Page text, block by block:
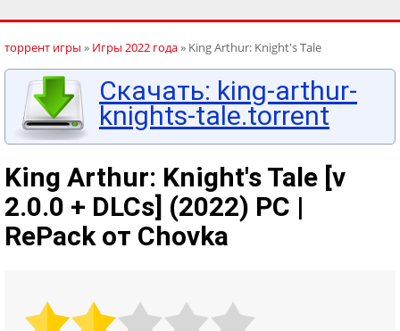
торрент игры » Игры 2022 года» King Arthur: Knight's Tale
Скачать: king-arthur-
knights-tale.torrent
King Arthur: Knight's Tale [v
2.0.0 + DLCs] (2022) PC |
RePack от Chovka